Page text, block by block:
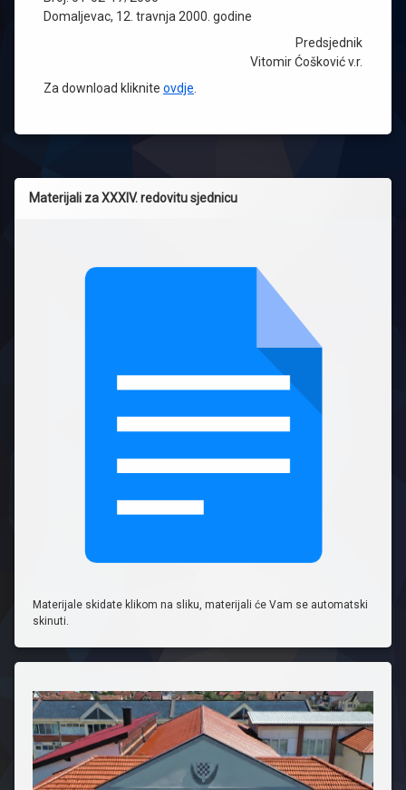
Domaljevac, 12. travnja 2000. godine
Predsjednik
Vitomir Ćošković v.r.
Za download kliknite ovdje
Materijali za XXXIV. redovitu sjednicu
Materijale skidate klikom na sliku, materijali će Vam se automatski
skinuti.